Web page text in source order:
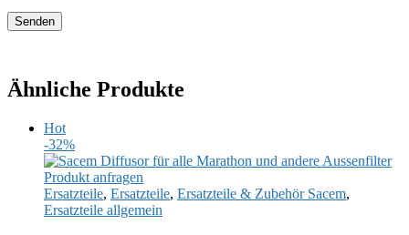
Ähnliche Produkte
Hot
-32%
Produkt anfragen
Ersatzteile, Ersatzteile, Ersatzteile & Zubehör Sacem,
Ersatzteile allgemein